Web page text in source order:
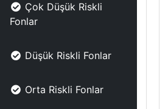
Çok Düşük Riskli
Fonlar
Düşük Riskli Fonlar
Orta Riskli Fonlar